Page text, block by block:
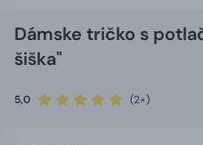
Dámske tričko s
šiška"
5,0 (2×)